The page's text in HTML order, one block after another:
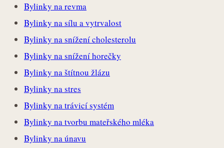
Bylinky na revma
Bylinky na sílu a vytrvalost
Bylinky na snížení cholesterolu
Bylinky na snížení horečky
Bylinky na štítnou žlázu
Bylinky na stres
Bylinky na trávicí systém
Bylinky na tvorbu mateřského mléka
Bylinky na únavu